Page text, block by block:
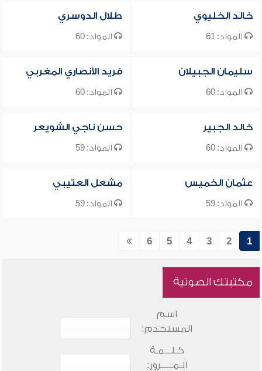
خالد الخليوي
المواد: 61
طلال الدوسري
المواد: 60
سليمان الجبيلان
المواد: 60
فريد الأنصاري المغربي
المواد: 60
خالد الجبير
المواد: 60
حسن ناجي الشويعر
المواد: 59
عثمان الخميس
المواد: 59
مشعل العتيبي
المواد: 59
1
2
3
4
5
6
مكتبتك الصوتية
اسم
المستخدم:
كـلـــمـة
الـمـــــرور: